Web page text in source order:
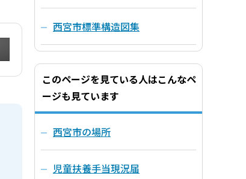
西宮市標準構造図集
このページを見ている人はこんなペ
ージも見ています
西宮市の場所
児童扶養手当現況届